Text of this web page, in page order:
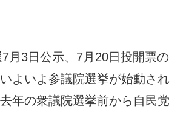
月3日公示、7月20日投開票の
よいよ参議院選挙が始動され
年の衆議院選挙前から自民党